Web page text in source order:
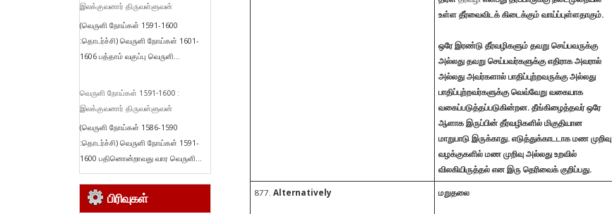
உள்ள தீர்வைவிடக் கிடைக்கும் வாய்ப்புள்ளதாகும்.
ஒரே இரண்டு தீர்வழிகளும் தவறு செய்பவருக்கு
அல்லது தவறு செய்பவர்களுக்கு எதிராக அவரால்
அல்லது அவர்களால் பாதிப்புற்றவருக்கு அல்லது
பாதிப்புற்றவர்களுக்கு வெவ்வேறு வகையாக
வகைப்படுத்தப்படுகின்றன. தீங்கிழைத்தவர் ஒரே
ஆளாக இருப்பின் தீர்வழிகளில் மிகுதியான
மாறுபாடு இருக்காது. எடுத்துக்காடடாக மண முறிவு
வழக்குகளில் மண முறிவு அல்லது உறவில்
விலகியிருத்தல் என இரு தெரிவைக் குறிப்பது.
877.Alternatively மறுதலை
இலக்குவனார் திருவள்ளுவன்
(வெருளி நோய்கள் 1591-1600
:தொடர்ச்சி) வெருளி நோய்கள் 1601-
1606 பத்தாம் வகுப்பு வெருளி...
வெருளி நோய்கள் 1591-1600 :
இலக்குவனார் திருவள்ளுவன்
(வெருளி நோய்கள் 1586-1590
:தொடர்ச்சி) வெருளி நோய்கள் 1591-
1600 பதினொன்றாவது வார வெருளி...
பிரிவுகள்